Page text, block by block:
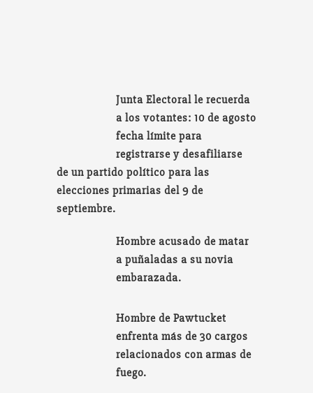
Junta Electoral le recuerda
a los votantes: 10 de agosto
fecha límite para
registrarse y desafiliarse
de un partido político para las
elecciones primarias del 9 de
septiembre.
Hombre acusado de matar
a puñaladas a su novia
embarazada.
Hombre de Pawtucket
enfrenta más de 30 cargos
relacionados con armas de
fuego.